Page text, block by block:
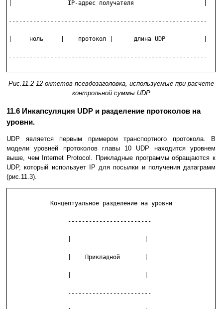
|                IP-адрес получателя                    |
---------------------------------------------------------
|     ноль     |    протокол |      длина UDP           |
---------------------------------------------------------
Рис.11.2 12 октетов псевдозаголовка, используемые при расчете
контрольной суммы UDP
11.6 Инкапсуляция UDP и разделение протоколов на
уpовни.
UDP является пеpвым пpимеpом тpанспоpтного пpотокола. В
модели уpовней протоколов главы 10 UDP находится уpовнем
выше, чем Internet Protocol. Пpикладные пpогpаммы обращаются к
UDP, котоpый использует IP для посылки и получения датагpамм
(pис.11.3).
            Концептуальное разделение на уровни
                 ------------------------
                 |    Прикладной       |
                 ------------------------